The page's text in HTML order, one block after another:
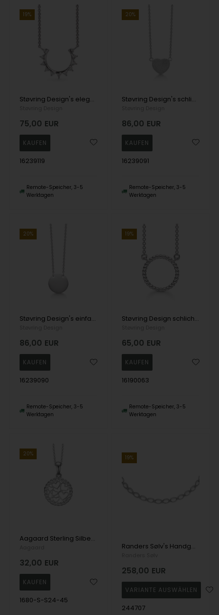
19%
Støvring Design's elegante Halskette mit Anhänger im Halbkreis, verziert mit Zirkonia Kristallen
75,00 EUR
16239119
Remote-Speicher, 3-5
Werktagen
20%
Støvring Design's schlichte Halskette mit mattem Herz-Anhänger in Silber
86,00 EUR
16239091
Remote-Speicher, 3-5
Werktagen
20%
Støvring Design's einfache Halskette mit einem matten runden Anhänger in Silber
86,00 EUR
16239090
Remote-Speicher, 3-5
Werktagen
19%
Støvring Design schlichte Halskette aus Silber mit kreisförmigem Anhänger aus Kugeln
65,00 EUR
16190063
Remote-Speicher, 3-5
Werktagen
20%
Aagaard Sterling Silber Herz-Anhänger mit Kette
32,00 EUR
1680-S-S24-45
19%
Randers Sølv's Handgefertigte Halskette aus Silber mit ovalen Gliedern - 9,0 mm
258,00 EUR
244707